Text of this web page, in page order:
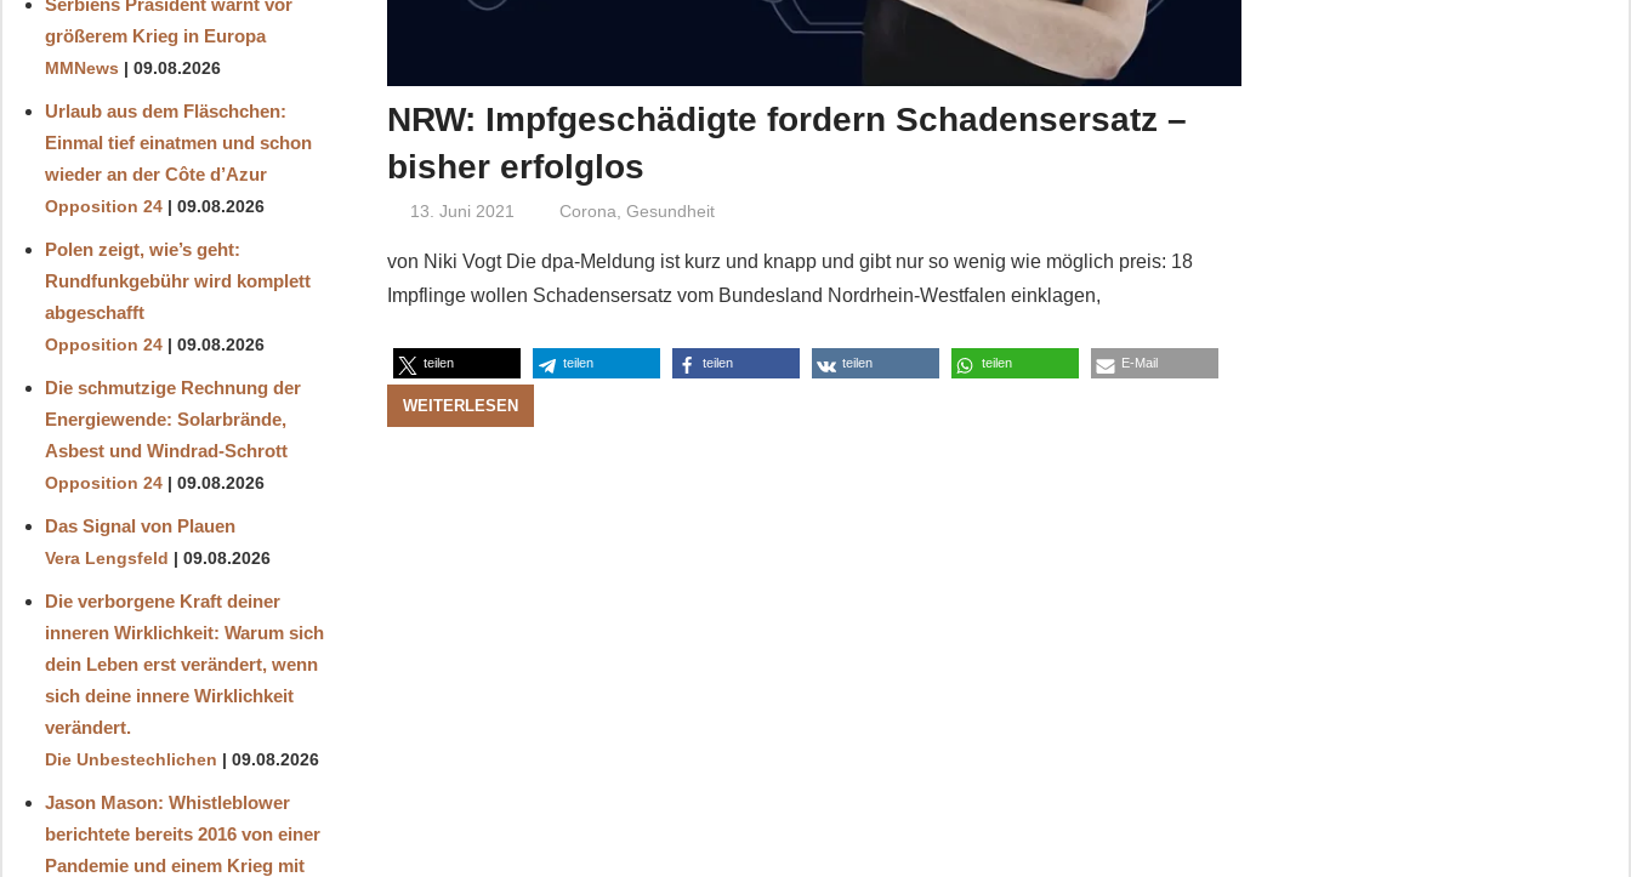
NRW: Impfgeschädigte fordern Schadensersatz –
bisher erfolglos
13. Juni 2021 Niki Vogt
Corona Gesundheit
von Niki Vogt Die dpa-Meldung ist kurz und knapp und gibt nur so wenig wie möglich preis: 18
Impflinge wollen Schadensersatz vom Bundesland Nordrhein-Westfalen einklagen,
teilen teilen teilen teilen teilen E-Mail
WEITERLESEN
größerem Krieg in Europa
MMNews 09.08.2026
Urlaub aus dem Fläschchen:
Einmal tief einatmen und schon
wieder an der Côte d’Azur
Opposition 24 09.08.2026
Polen zeigt, wie’s geht:
Rundfunkgebühr wird komplett
abgeschafft
Opposition 24 09.08.2026
Die schmutzige Rechnung der
Energiewende: Solarbrände,
Asbest und Windrad-Schrott
Opposition 24 09.08.2026
Das Signal von Plauen
Vera Lengsfeld 09.08.2026
Die verborgene Kraft deiner
inneren Wirklichkeit: Warum sich
dein Leben erst verändert, wenn
sich deine innere Wirklichkeit
verändert.
Die Unbestechlichen 09.08.2026
Jason Mason: Whistleblower
berichtete bereits 2016 von einer
Pandemie und einem Krieg mit